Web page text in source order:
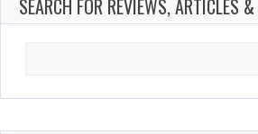
SEARCH FOR REVIEWS, ARTICLES